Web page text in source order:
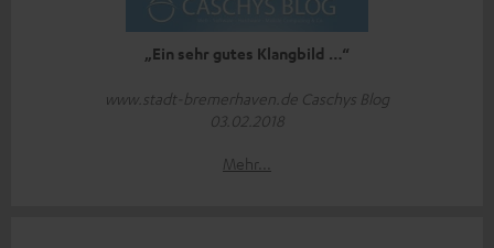
„Ein sehr gutes Klangbild …“
www.stadt-bremerhaven.de Caschys Blog
03.02.2018
Mehr...